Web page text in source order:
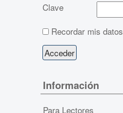
Clave
Recordar mis datos
Información
Para Lectores